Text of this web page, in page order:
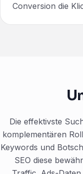
Conversion die
Die effektivste
komplementären
Keywords und
SEO diese